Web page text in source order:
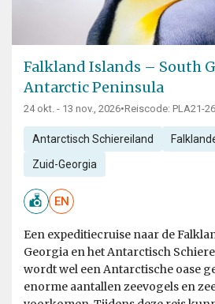
Falkland Islands – South
Antarctic Peninsula
24 okt. - 13 nov., 2026•Reiscode: PLA21-26
Antarctisch Schiereiland
Zuid-Georgia
EN
Een expeditiecruise naar de
Georgia en het Antarctisch
wordt wel een Antarctische oase
enorme aantallen zeevogels en